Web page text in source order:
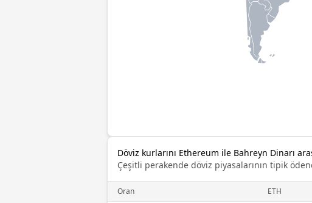
Döviz kurlarını Ethereum ile Bahreyn Dinarı
Çeşitli perakende döviz piyasalarının tipik
Oran ETH